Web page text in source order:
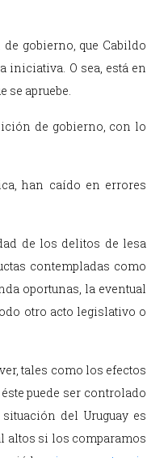
gobierno, que Cabildo
O sea, está en
se apruebe.
de gobierno, con lo
han caído en errores
de los delitos de lesa
contempladas como
oportunas, la eventual
otro acto legislativo o
tales como los efectos
puede ser controlado
del Uruguay es
altos si los comparamos